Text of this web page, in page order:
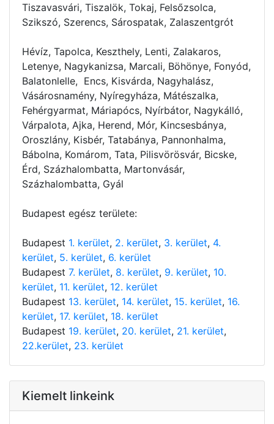
Tiszavasvári, Tiszalök, Tokaj, Felsőzsolca,
Szikszó, Szerencs, Sárospatak, Zalaszentgrót
Hévíz, Tapolca, Keszthely, Lenti, Zalakaros,
Letenye, Nagykanizsa, Marcali, Böhönye, Fonyód,
Balatonlelle, Encs, Kisvárda, Nagyhalász,
Vásárosnamény, Nyíregyháza, Mátészalka,
Fehérgyarmat, Máriapócs, Nyírbátor, Nagykálló,
Várpalota, Ajka, Herend, Mór, Kincsesbánya,
Oroszlány, Kisbér, Tatabánya, Pannonhalma,
Bábolna, Komárom, Tata, Pilisvörösvár, Bicske,
Érd, Százhalombatta, Martonvásár,
Százhalombatta, Gyál
Budapest egész területe:
Budapest 1. kerület, 2. kerület, 3. kerület, 4.
kerület, 5. kerület, 6. kerület
Budapest 7. kerület, 8. kerület, 9. kerület, 10.
kerület, 11. kerület, 12. kerület
Budapest 13. kerület, 14. kerület, 15. kerület, 16.
kerület, 17. kerület, 18. kerület
Budapest 19. kerület, 20. kerület, 21. kerület,
22.kerület, 23. kerület
Kiemelt linkeink